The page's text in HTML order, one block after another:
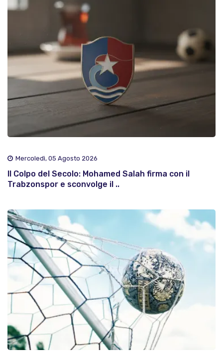
Mercoledì, 05 Agosto 2026
Il Colpo del Secolo: Mohamed Salah firma con il
Trabzonspor e sconvolge il ..